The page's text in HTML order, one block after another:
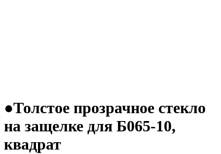
●Толстое прозрачное стекло
на защелке для Б065-10,
квадрат